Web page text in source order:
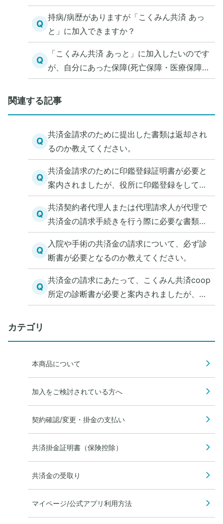
Q
持病/病歴がありますが「こくみん共済 あっ
と」に加入できますか？
Q
「こくみん共済 あっと」に加入したいのです
が、自分にあった保障(死亡保障・医療保障)
を知る方法を教えてください。
関連する記事
Q
共済金請求のために提出した書類は返却され
るのか教えてください。
Q
共済金請求のために印鑑登録証明書が必要と
案内されましたが、役所に印鑑登録をしてい
ません。この場合の手続きを教えてくださ
い。
Q
共済契約者代理人または代理請求人が代理で
共済金の請求手続きを行う際に必要な書類を
教えてください。
Q
入院や手術の共済金の請求について、必ず診
断書が必要となるのか教えてください。
Q
共済金の請求にあたって、こくみん共済coop
所定の診断書が必要と案内されましたが、既
に保険会社所定の診断書を取得しているので
カテゴリ
本商品について
加入をご検討されている方へ
契約確認/変更・掛金の支払い
共済掛金証明書（保険控除）
共済金の受取り
マイページ/公式アプリ利用方法